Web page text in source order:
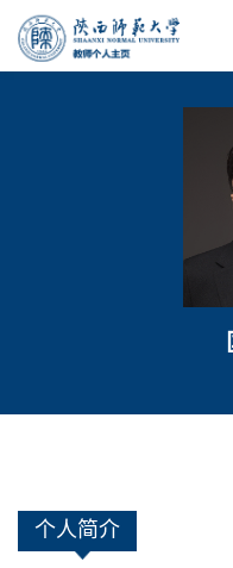
个人简介